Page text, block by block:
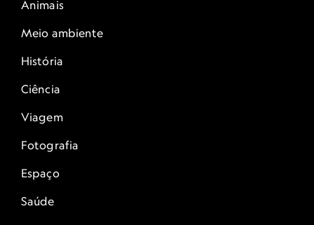
Animais
Meio ambiente
História
Ciência
Viagem
Fotografia
Espaço
Saúde